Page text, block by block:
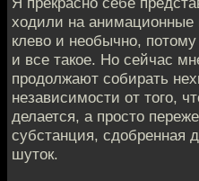
ходили на анимационные
клево и необычно,
и все такое. Но сейчас
продолжают собирать
независимости от того,
делается, а просто
субстанция, сдобренная
шуток.